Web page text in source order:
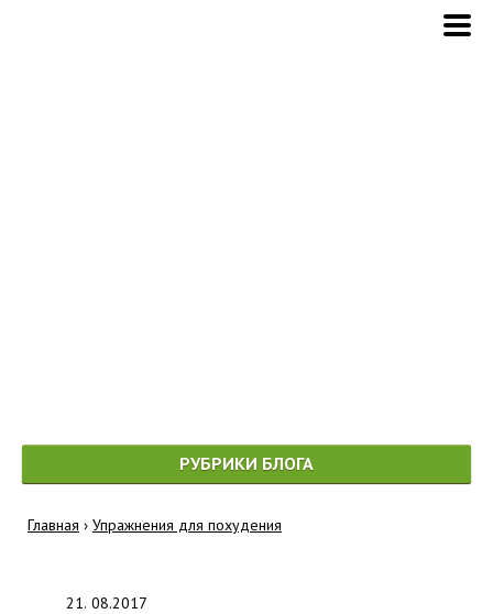
РУБРИКИ БЛОГА
Главная › Упражнения для похудения
21. 08.2017